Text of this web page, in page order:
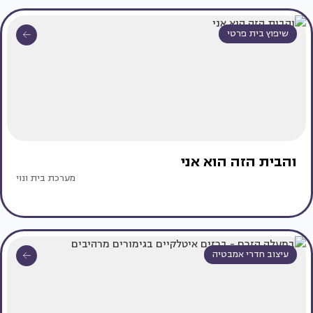
שיפוץ בית פרטי
והבית הזה הוא אני
מערכת בית ונוי
עיצוב חדרי אמבטיה